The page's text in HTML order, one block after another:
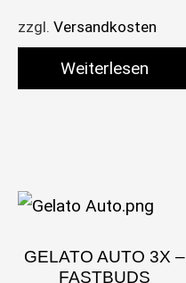
zzgl. Versandkosten
Weiterlesen
GELATO AUTO 3X –
FASTBUDS